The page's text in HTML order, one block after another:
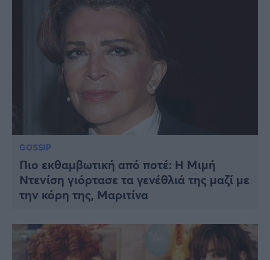
GOSSIP
Πιο εκθαμβωτική από ποτέ: Η Μιμή
Ντενίση γιόρτασε τα γενέθλιά της μαζί με
την κόρη της, Μαριτίνα